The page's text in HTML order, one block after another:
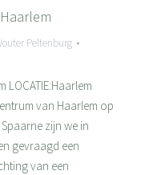
Peltenburg
LOCATIE:Haarlem
van Haarlem op
zijn we in
gevraagd een
van een